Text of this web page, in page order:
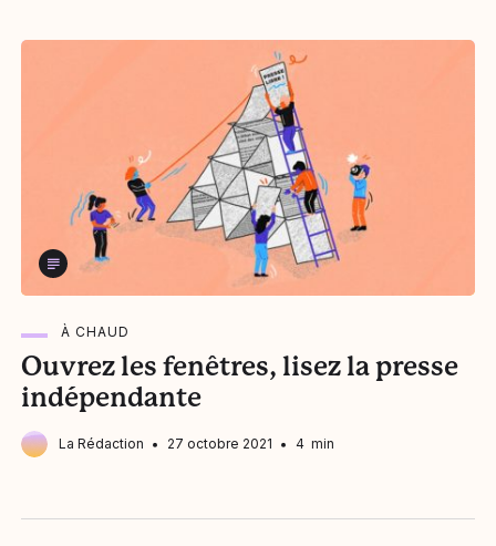
À CHAUD
Ouvrez les fenêtres, lisez la presse
indépendante
La Rédaction 27 octobre 2021 4 min